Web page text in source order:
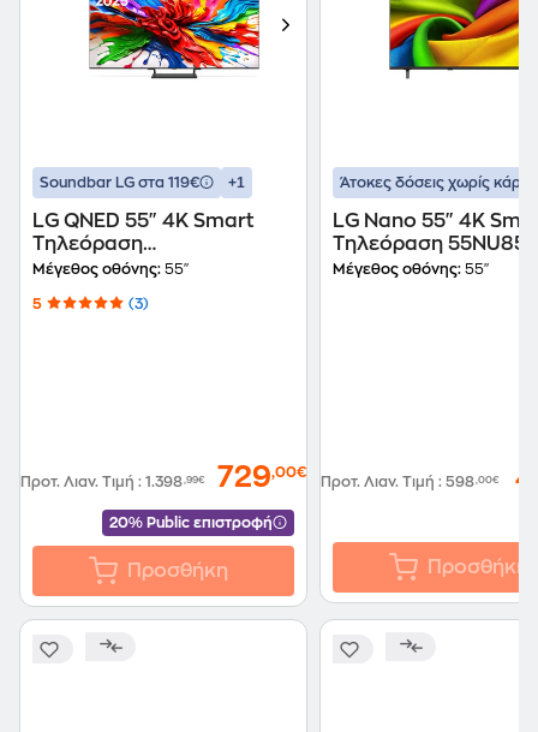
Soundbar LG στα 119€ +1
LG QNED 55" 4K Smart
Τηλεόραση
55QNED93A6A
Μέγεθος οθόνης: 55"
5 (3)
Προτ. Λιαν. Τιμή : 1.398,99€ 729,00€
20% Public επιστροφή
Προσθήκη
Άτοκες δόσεις χωρίς κάρτα
LG Nano 55" 4K
Τηλεόραση
AI
Μέγεθος οθόνης: 55"
Προτ. Λιαν. Τιμή : 598,00€
Προσθήκη